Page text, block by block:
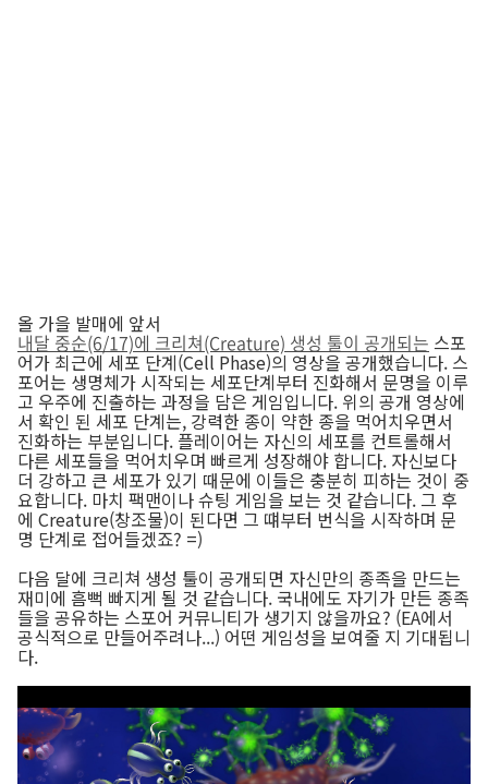
올 가을 발매에 앞서
내달 중순(6/17)에 크리쳐(Creature) 생성 툴이 공개되는 스포
어가 최근에 세포 단계(Cell Phase)의 영상을 공개했습니다. 스
포어는 생명체가 시작되는 세포단계부터 진화해서 문명을 이루
고 우주에 진출하는 과정을 담은 게임입니다. 위의 공개 영상에
서 확인 된 세포 단계는, 강력한 종이 약한 종을 먹어치우면서
진화하는 부분입니다. 플레이어는 자신의 세포를 컨트롤해서
다른 세포들을 먹어치우며 빠르게 성장해야 합니다. 자신보다
더 강하고 큰 세포가 있기 때문에 이들은 충분히 피하는 것이 중
요합니다. 마치 팩맨이나 슈팅 게임을 보는 것 같습니다. 그 후
에 Creature(창조물)이 된다면 그 떄부터 번식을 시작하며 문
명 단계로 접어들겠죠? =)
다음 달에 크리쳐 생성 툴이 공개되면 자신만의 종족을 만드는
재미에 흠뻑 빠지게 될 것 같습니다. 국내에도 자기가 만든 종족
들을 공유하는 스포어 커뮤니티가 생기지 않을까요? (EA에서
공식적으로 만들어주려나...) 어떤 게임성을 보여줄 지 기대됩니
다.